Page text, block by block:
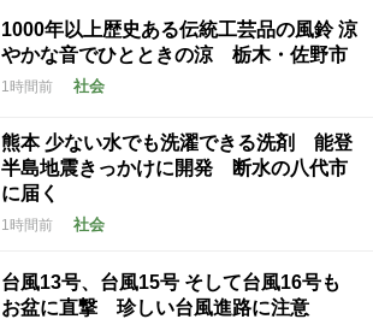
1000年以上歴史ある伝統工芸品の風鈴 涼
やかな音でひとときの涼 栃木・佐野市
1時間前 社会
熊本 少ない水でも洗濯できる洗剤 能登
半島地震きっかけに開発 断水の八代市
に届く
1時間前 社会
台風13号、台風15号 そして台風16号も
お盆に直撃 珍しい台風進路に注意